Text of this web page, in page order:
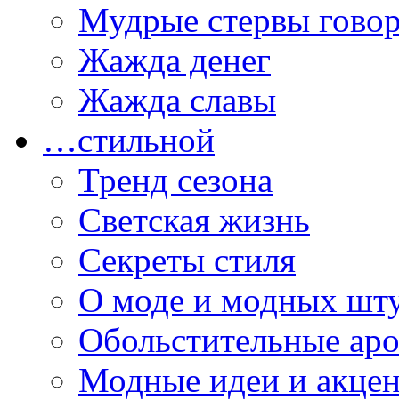
Мудрые стервы
Жажда денег
Жажда славы
…стильной
Тренд сезона
Светская жизнь
Секреты стиля
О моде и модных
Обольстительные
Модные идеи и